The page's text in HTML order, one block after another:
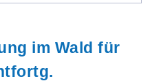
im Wald für